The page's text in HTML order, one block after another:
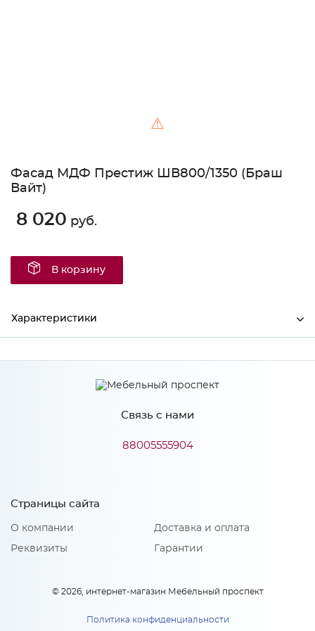
⚠
Фасад МДФ Престиж ШВ800/1350 (Браш
Вайт)
8 020 руб.
В корзину
Характеристики
Производитель МиФ
Количество упаковок: 2
Связь с нами
88005555904
Страницы сайта
О компании
Реквизиты
Доставка и оплата
Гарантии
© 2026, интернет-магазин Мебельный проспект
Политика конфиденциальности